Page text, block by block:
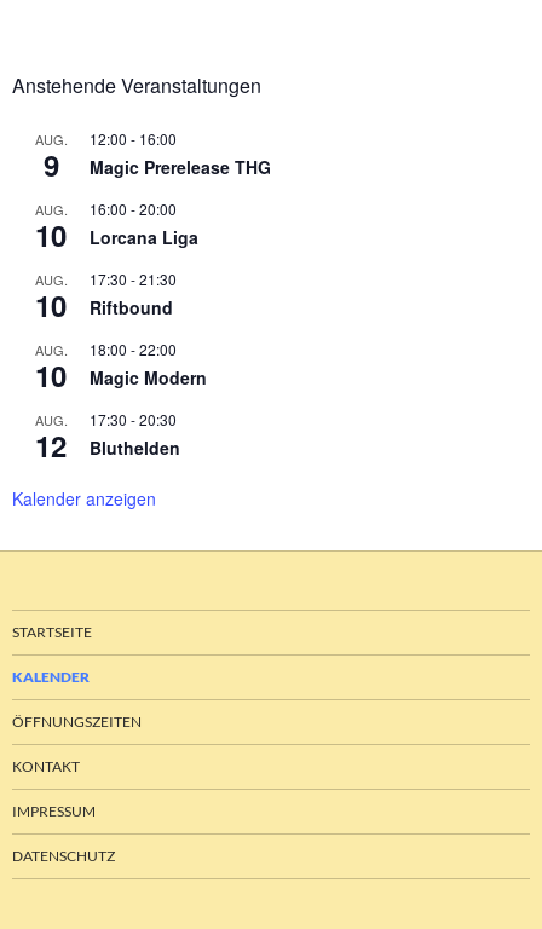
Anstehende Veranstaltungen
AUG.
9
12:00 - 16:00
Magic Prerelease THG
AUG.
10
16:00 -20:00
Lorcana Liga
AUG.
10
17:30 -21:30
Riftbound
AUG.
10
18:00 -22:00
Magic Modern
AUG.
12
17:30 -20:30
Bluthelden
Kalender anzeigen
STARTSEITE
KALENDER
ÖFFNUNGSZEITEN
KONTAKT
IMPRESSUM
DATENSCHUTZ